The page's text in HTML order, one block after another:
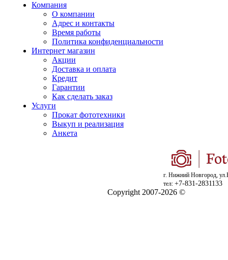
Компания
О компании
Адрес и контакты
Время работы
Политика конфиденциальности
Интернет магазин
Акции
Доставка и оплата
Кредит
Гарантии
Как сделать заказ
Услуги
Прокат фототехники
Выкуп и реализация
Анкета
г. Нижний Новгород,
тел: +7-831-2831133
Copyright 2007-2026 ©